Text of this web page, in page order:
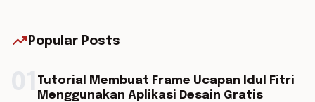
trending_up Popular Posts
Tutorial Membuat Frame Ucapan Idul Fitri
Menggunakan Aplikasi Desain Gratis